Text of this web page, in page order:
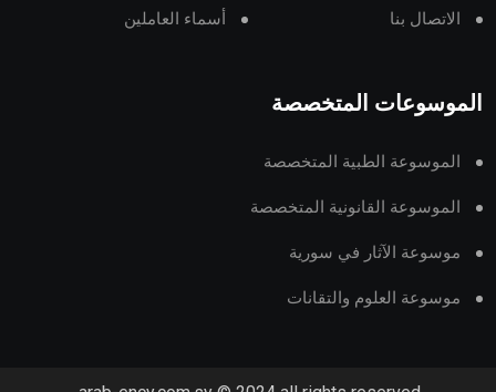
الاتصال بنا أسماء العاملين
الموسوعات المتخصصة
الموسوعة الطبية المتخصصة
الموسوعة القانونية المتخصصة
موسوعة الآثار في سورية
موسوعة العلوم والتقانات